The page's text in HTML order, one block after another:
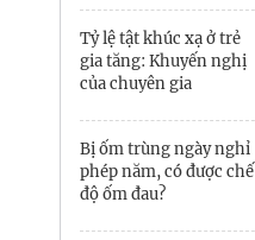
Gia Lai
Hà Nội
Hồ Chí Minh
Hà Tĩnh
Tỷ lệ tật khúc xạ ở trẻ
gia tăng: Khuyến nghị
của chuyên gia
Bị ốm trùng ngày nghỉ
phép năm, có được chế
độ ốm đau?